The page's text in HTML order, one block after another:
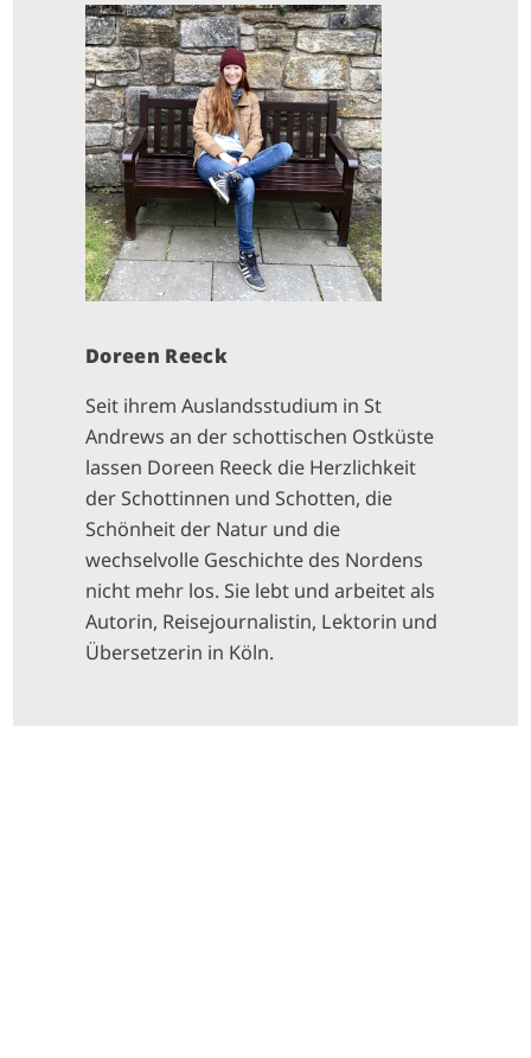
I
M
A
G
E
Doreen Reeck
Seit ihrem Auslandsstudium in St
Andrews an der schottischen Ostküste
lassen Doreen Reeck die Herzlichkeit
der Schottinnen und Schotten, die
Schönheit der Natur und die
wechselvolle Geschichte des Nordens
nicht mehr los. Sie lebt und arbeitet als
Autorin, Reisejournalistin, Lektorin und
Übersetzerin in Köln.